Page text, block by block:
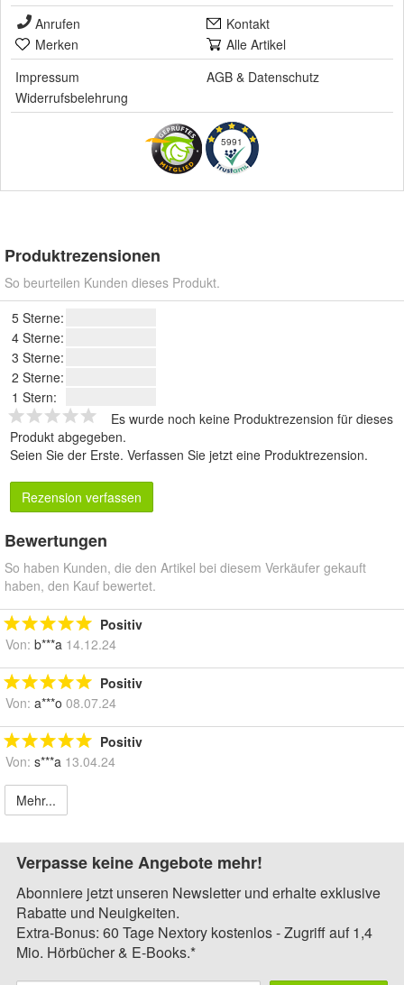
Anrufen
Kontakt
Merken
Alle Artikel
Impressum
AGB & Datenschutz
Widerrufsbelehrung
5991
Produktrezensionen
So beurteilen Kunden dieses Produkt.
5 Sterne:
4 Sterne:
3 Sterne:
2 Sterne:
1 Stern:
Es wurde noch keine Produktrezension für dieses
Produkt abgegeben.
Seien Sie der Erste. Verfassen Sie jetzt eine Produktrezension.
Rezension verfassen
Bewertungen
So haben Kunden, die den Artikel bei diesem Verkäufer gekauft
haben, den Kauf bewertet.
Positiv
Von: b***a 14.12.24
Positiv
Von: a***o 08.07.24
Positiv
Von: s***a 13.04.24
Mehr...
Verpasse keine Angebote mehr!
Abonniere jetzt unseren Newsletter und erhalte exklusive
Rabatte und Neuigkeiten.
Extra-Bonus: 60 Tage Nextory kostenlos - Zugriff auf 1,4
Mio. Hörbücher & E-Books.*